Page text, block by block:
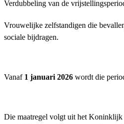
Verdubbeling van de
Vrouwelijke zelfstandigen die
sociale bijdragen.
Vanaf 1 januari 2026 wordt die
Die maatregel volgt uit het